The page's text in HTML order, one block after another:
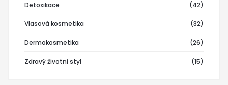
Detoxikace (42)
Vlasová kosmetika (32)
Dermokosmetika (26)
Zdravý životní styl (15)